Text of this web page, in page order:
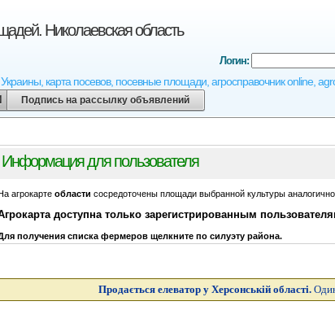
Николаевская область
карта посевов, посевные площади, агросправочник online,
Логин:
Подпись на рассылку объявлений
Информация для пользователя
агрокарте области сосредоточены площади выбранной культуры аналогично
доступна только зарегистрированным
получения списка фермеров щелкните по силуэту района.
Продається елеватор у Херсонській області.